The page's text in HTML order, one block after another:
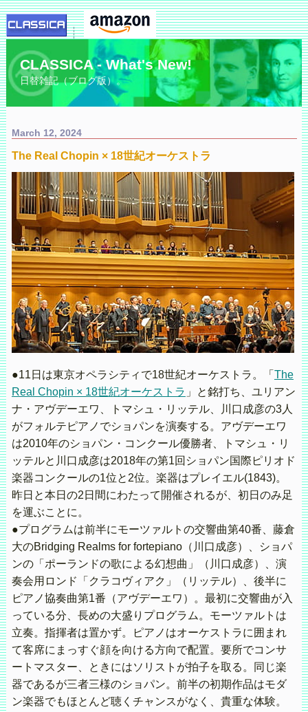
CLASSICA - What's New!
日替雑記（ブログ版）。
March 12, 2024
The Real Chopin × 18世紀オーケストラ
●11日は東京オペラシティで18世紀オーケストラ。「 The
Real Chopin × 18世紀オーケストラ 」と銘打ち、ユリアン
ナ・アヴデーエワ、トマシュ・リッテル、川口成彦の3人
がフォルテピアノでショパンを演奏する。アヴデーエワ
は2010年のショパン・コンクール優勝者、トマシュ・リ
ッテルと川口成彦は2018年の第1回ショパン国際ピリオド
楽器コンクールの1位と2位。楽器はプレイエル(1843)。
昨日と本日の2日間にわたって開催されるが、初日のみ足
を運ぶことに。
●プログラムは前半にモーツァルトの交響曲第40番、藤倉
大のBridging Realms for fortepiano（川口成彦）、ショパ
ンの「ポーランドの歌による幻想曲」（川口成彦）、演
奏会用ロンド「クラコヴィアク」（リッテル）、後半に
ピアノ協奏曲第1番（アヴデーエワ）。最初に交響曲が入
っている分、長めの大盛りプログラム。モーツァルトは
立奏。指揮者は置かず。ピアノはオーケストラに囲まれ
て客席にまっすぐ顔を向ける方向で配置。要所でコンサ
ートマスター、ときにはソリストが拍子を取る。同じ楽
器であるが三者三様のショパン。前半の初期作品はモダ
ン楽器でもほとんど聴くチャンスがなく、貴重な体験。